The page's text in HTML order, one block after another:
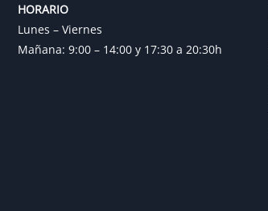
HORARIO
Lunes – Viernes
Mañana: 9:00 – 14:00 y 17:30 a 20:30h